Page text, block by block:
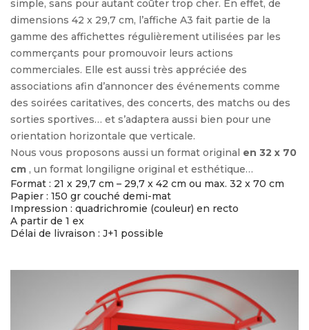
simple, sans pour autant coûter trop cher. En effet, de
dimensions 42 x 29,7 cm, l’affiche A3 fait partie de la
gamme des affichettes régulièrement utilisées par les
commerçants pour promouvoir leurs actions
commerciales. Elle est aussi très appréciée des
associations afin d’annoncer des événements comme
des soirées caritatives, des concerts, des matchs ou des
sorties sportives… et s’adaptera aussi bien pour une
orientation horizontale que verticale.
Nous vous proposons aussi un format original en 32 x 70
cm , un format longiligne original et esthétique…
Format : 21 x 29,7 cm – 29,7 x 42 cm ou max. 32 x 70 cm
Papier : 150 gr couché demi-mat
Impression : quadrichromie (couleur) en recto
A partir de 1 ex
Délai de livraison : J+1 possible